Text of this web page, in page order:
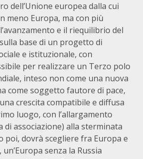
dell’Unione europea dalla cui
meno Europa, ma con più
e il riequilibrio del
base di un progetto di
e istituzionale, con
per realizzare un Terzo polo
inteso non come una nuova
come soggetto fautore di pace,
crescita compatibile e diffusa
luogo, con l’allargamento
di associazione) alla sterminata
poi, dovrà scegliere fra Europa e
senza la Russia